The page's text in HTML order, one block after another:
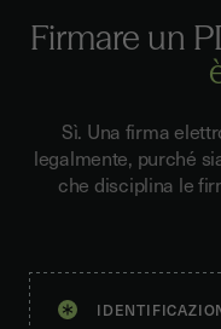
Firmare un
Sì. Una firma
legalmente, purché
che disciplina le